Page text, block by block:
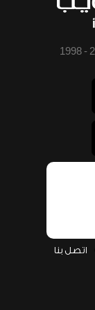
جميع الحقوق محفوظة © 2026 - 1998
اتصل بنا